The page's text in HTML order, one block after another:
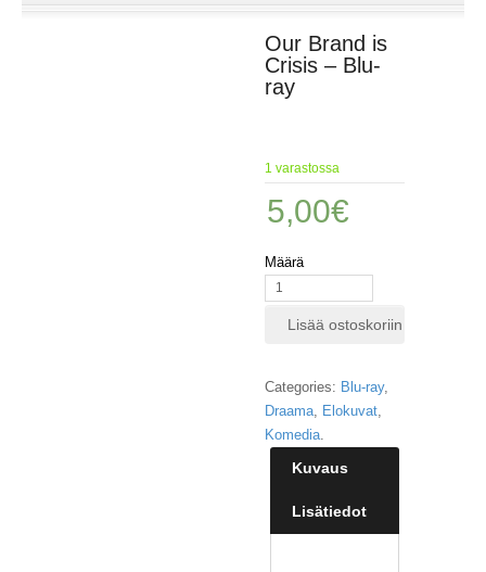
Our Brand is
Crisis – Blu-
ray
1 varastossa
5,00€
Määrä
Lisää ostoskoriin
Categories: Blu-ray,
Draama, Elokuvat,
Komedia.
Kuvaus
Lisätiedot